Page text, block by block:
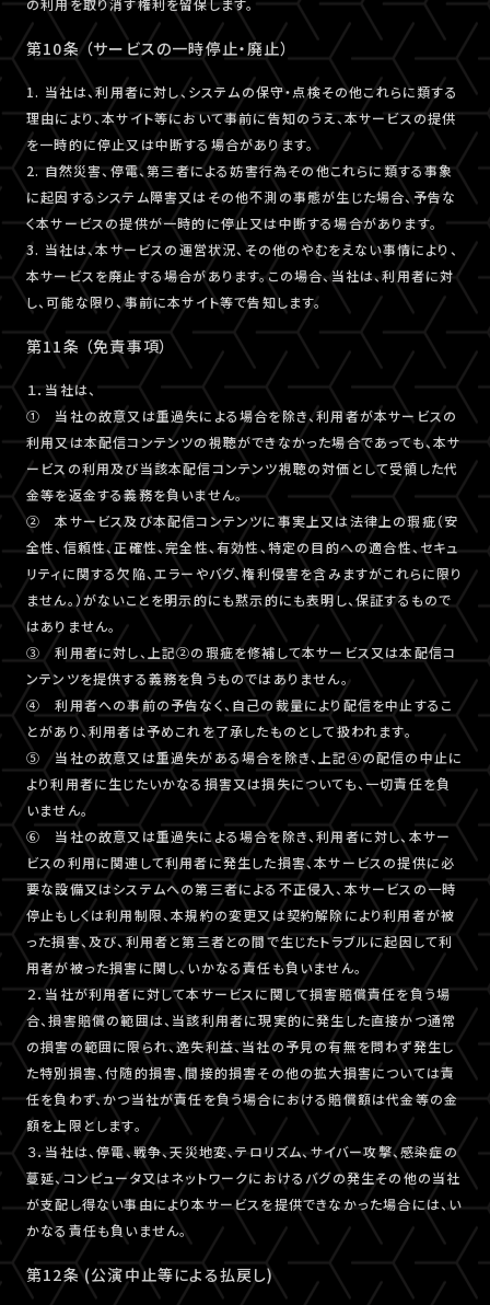
の利用を取り消す権利を留保します。
第10条 （サービスの一時停止・廃止）
1. 当社は、利用者に対し、システムの保守・点検その他これらに類する
理由により、本サイト等において事前に告知のうえ、本サービスの提供
を一時的に停止又は中断する場合があります。
2. 自然災害、停電、第三者による妨害行為その他これらに類する事象
に起因するシステム障害又はその他不測の事態が生じた場合、予告な
く本サービスの提供が一時的に停止又は中断する場合があります。
3. 当社は、本サービスの運営状況、その他のやむをえない事情により、
本サービスを廃止する場合があります。この場合、当社は、利用者に対
し、可能な限り、事前に本サイト等で告知します。
第11条 （免責事項）
１．当社は、
① 当社の故意又は重過失による場合を除き、利用者が本サービスの
利用又は本配信コンテンツの視聴ができなかった場合であっても、本サ
ービスの利用及び当該本配信コンテンツ視聴の対価として受領した代
金等を返金する義務を負いません。
② 本サービス及び本配信コンテンツに事実上又は法律上の瑕疵（安
全性、信頼性、正確性、完全性、有効性、特定の目的への適合性、セキュ
リティに関する欠陥、エラーやバグ、権利侵害を含みますがこれらに限り
ません。）がないことを明示的にも黙示的にも表明し、保証するもので
はありません。
③ 利用者に対し、上記②の瑕疵を修補して本サービス又は本配信コ
ンテンツを提供する義務を負うものではありません。
④ 利用者への事前の予告なく、自己の裁量により配信を中止するこ
とがあり、利用者は予めこれを了承したものとして扱われます。
⑤ 当社の故意又は重過失がある場合を除き、上記④の配信の中止に
より利用者に生じたいかなる損害又は損失についても、一切責任を負
いません。
⑥ 当社の故意又は重過失による場合を除き、利用者に対し、本サー
ビスの利用に関連して利用者に発生した損害、本サービスの提供に必
要な設備又はシステムへの第三者による不正侵入、本サービスの一時
停止もしくは利用制限、本規約の変更又は契約解除により利用者が被
った損害、及び、利用者と第三者との間で生じたトラブルに起因して利
用者が被った損害に関し、いかなる責任も負いません。
２．当社が利用者に対して本サービスに関して損害賠償責任を負う場
合、損害賠償の範囲は、当該利用者に現実的に発生した直接かつ通常
の損害の範囲に限られ、逸失利益、当社の予見の有無を問わず発生し
た特別損害、付随的損害、間接的損害その他の拡大損害については責
任を負わず、かつ当社が責任を負う場合における賠償額は代金等の金
額を上限とします。
３．当社は、停電、戦争、天災地変、テロリズム、サイバー攻撃、感染症の
蔓延、コンピュータ又はネットワークにおけるバグの発生その他の当社
が支配し得ない事由により本サービスを提供できなかった場合には、い
かなる責任も負いません。
第12条 (公演中止等による払戻し)